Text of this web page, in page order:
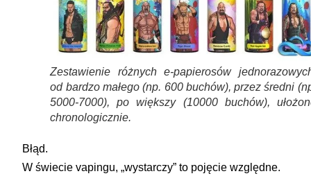
Zestawienie różnych e-papierosów
od bardzo małego (np. 600 buchów), przez średni
5000-7000), po większy (10000 buchów),
chronologicznie.
Błąd.
W świecie vapingu, „wystarczy” to pojęcie względne.